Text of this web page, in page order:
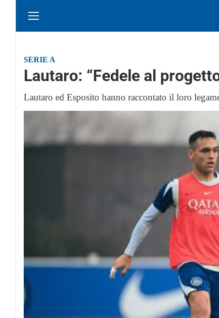
SERIE A
Lautaro: “Fedele al
Lautaro ed Esposito hanno raccontato il loro